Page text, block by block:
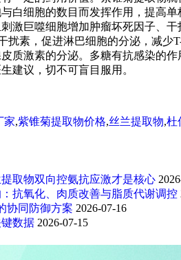
白细胞的数目而发挥作用，提高
激巨噬细胞增加肿瘤坏死因子、
扰素，促进淋巴细胞的分泌，减
质激素的分泌。多糖有抗感染的
建议，切不可盲目服用。
家,紫锥菊提取物价格,丝兰提取物,杜
取物双向控氨抗应激才是核心
抗氧化、肉质改善与脂质代谢调控
协同防御方案 2026-07-16
数据 2026-07-15